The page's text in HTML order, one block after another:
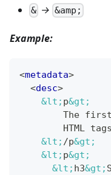
& → &amp;
Example:
<metadata>
<desc>
&lt; p&gt;
The
HTML
&lt; /p&gt;
&lt; p&gt;
&lt; h3&gt;